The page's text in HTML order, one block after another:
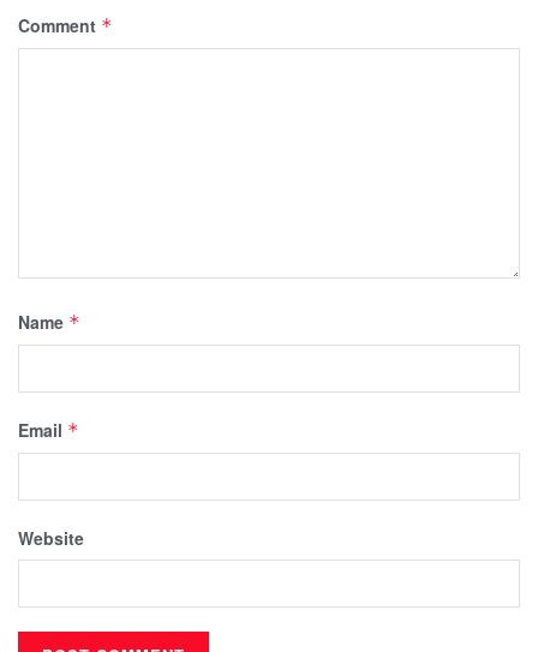
Comment *
Name *
Email *
Website